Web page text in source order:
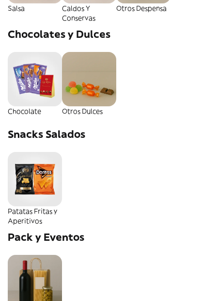
Salsa
Caldos Y
Conservas
Otros Despensa
Chocolates y Dulces
Chocolate Otros Dulces
Snacks Salados
Patatas Fritas y
Aperitivos
Pack y Eventos